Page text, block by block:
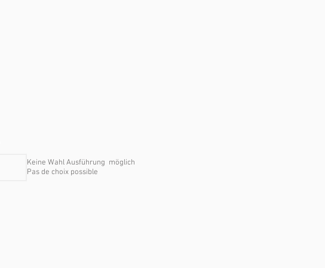
Keine Wahl Ausführung möglich
Pas de choix possible